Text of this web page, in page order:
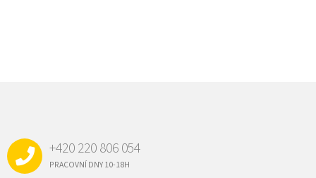
+420 220 806 054
PRACOVNÍ DNY 10-18H